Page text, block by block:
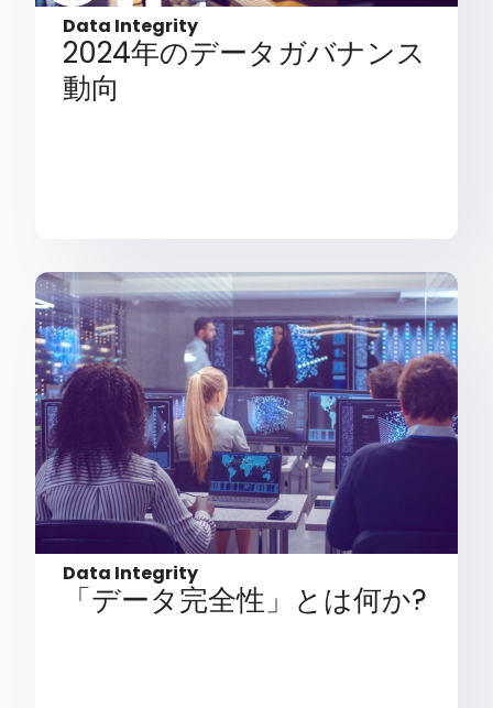
Data Integrity
2024年のデータガバナンス
動向
Data Integrity
「データ完全性」とは何か?